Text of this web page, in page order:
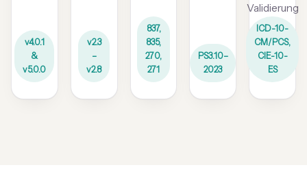
v4.0.1
&
v5.0.0
v2.3
–
v2.8
837,
835,
270,
271
PS3.10–
2023
Validierung
ICD-10-
CM/PCS,
CIE-10-
ES